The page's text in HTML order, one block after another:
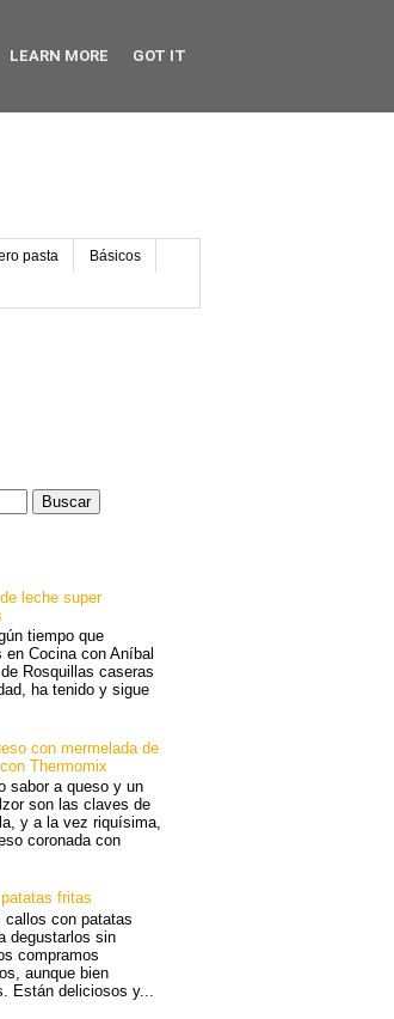
pasta Básicos
leche super
tiempo que
en Cocina con Aníbal
Rosquillas caseras
ha tenido y sigue
con mermelada de
Thermomix
sabor a queso y un
son las claves de
y a la vez riquísima,
coronada con
fritas
callos con patatas
degustarlos sin
compramos
aunque bien
Están deliciosos y...
LEARN MORE GOT IT